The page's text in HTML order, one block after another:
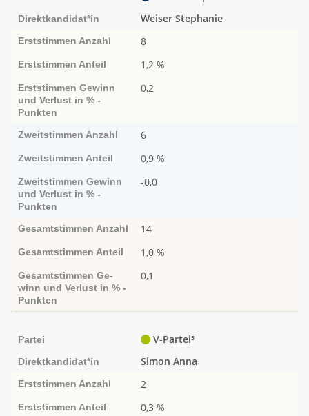
Direktkandidat*in Weiser Stephanie
Erststimmen Anzahl 8
Erststimmen Anteil 1,2 %
Erststimmen Ge­­winn
und Ver­­lust in % -
Punk­ten
0,2
Zweitstimmen Anzahl 6
Zweitstimmen Anteil 0,9 %
Zweitstimmen Ge­­winn
und Ver­­lust in % -
Punk­ten
-0,0
Gesamtstimmen Anzahl 14
Gesamtstimmen Anteil 1,0 %
Gesamtstimmen Ge­­
winn und Ver­­lust in % -
Punk­ten
0,1
Partei V-Partei³
Direktkandidat*in Simon Anna
Erststimmen Anzahl 2
Erststimmen Anteil 0,3 %